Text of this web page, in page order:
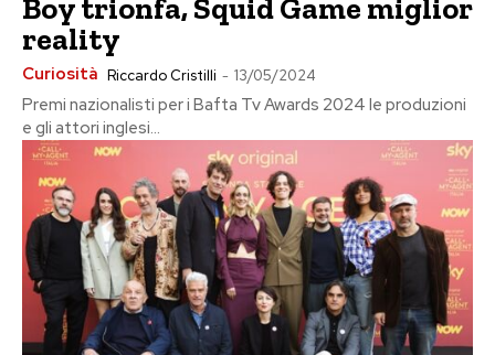
Boy trionfa, Squid Game miglior
reality
Curiosità Riccardo Cristilli - 13/05/2024
Premi nazionalisti per i Bafta Tv Awards 2024 le produzioni
e gli attori inglesi...